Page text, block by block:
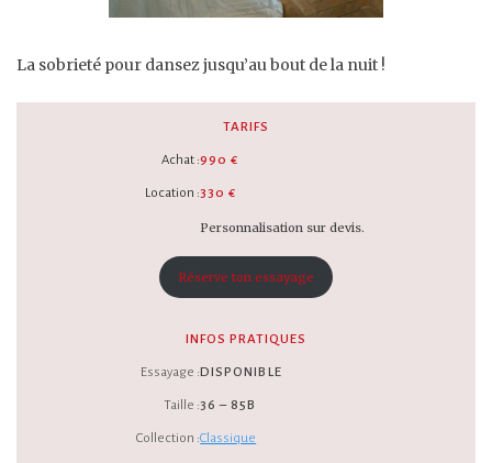
La sobrieté pour dansez jusqu’au bout de la nuit !
TARIFS
Achat :
Location :
990 €
330 €
Personnalisation sur devis.
Réserve ton essayage
INFOS PRATIQUES
Essayage :
Taille :
Collection :
DISPONIBLE
36 – 85B
Classique